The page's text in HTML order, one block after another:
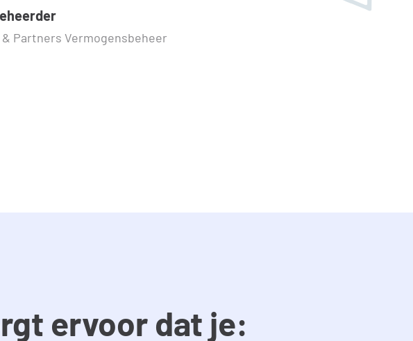
& Partners Vermogensbeheer
ervoor dat je: